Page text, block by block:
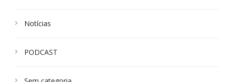
Notícias
PODCAST